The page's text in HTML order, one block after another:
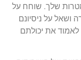
שלך. שוחח על
ושאל על ניסיונם
לאמוד את יכולתם